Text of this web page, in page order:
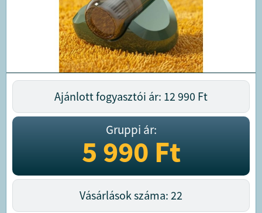
Ajánlott fogyasztói ár: 12 990 Ft
Gruppi ár:
5 990Ft
Vásárlások száma: 22